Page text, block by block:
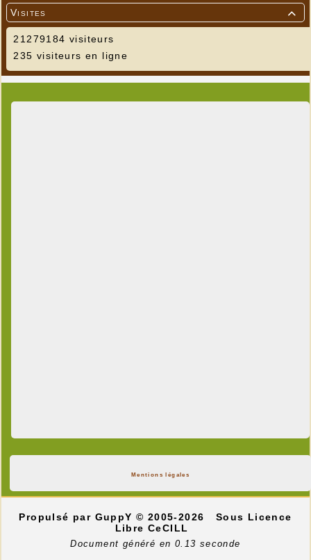

Visites
21279184 visiteurs
235 visiteurs en ligne
Mentions légales
Propulsé par GuppY© 2005-2026
Sous Licence
Libre CeCILL
Document généré en 0.13 seconde